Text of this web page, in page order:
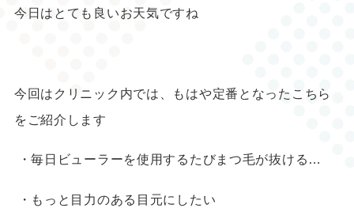
今日はとても良いお天気ですね
今回はクリニック内では、もはや定番となったこちら
をご紹介します
・毎日ビューラーを使用するたびまつ毛が抜ける…
・もっと目力のある目元にしたい